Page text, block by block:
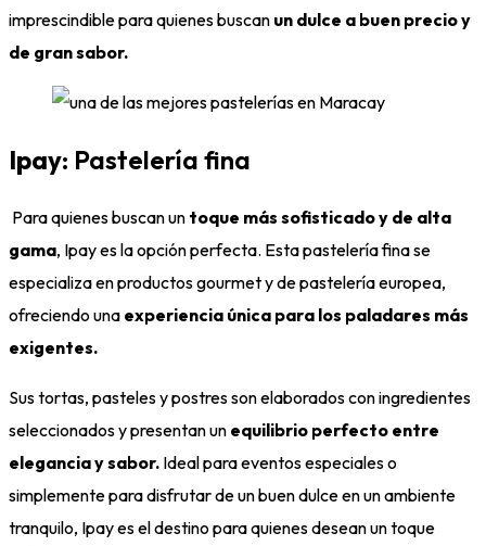
imprescindible para quienes buscan un dulce a buen precio y
de gran sabor.
Ipay: Pastelería fina
Para quienes buscan un toque más sofisticado y de alta
gama, Ipay es la opción perfecta. Esta pastelería fina se
especializa en productos gourmet y de pastelería europea,
ofreciendo una experiencia única para los paladares más
exigentes.
Sus tortas, pasteles y postres son elaborados con ingredientes
seleccionados y presentan un equilibrio perfecto entre
elegancia y sabor. Ideal para eventos especiales o
simplemente para disfrutar de un buen dulce en un ambiente
tranquilo, Ipay es el destino para quienes desean un toque